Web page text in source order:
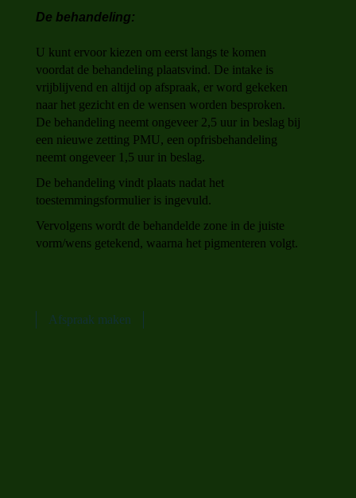
De behandeling:
U kunt ervoor kiezen om eerst langs te komen
voordat de behandeling plaatsvind. De intake is
vrijblijvend en altijd op afspraak, er word gekeken
naar het gezicht en de wensen worden besproken.
De behandeling neemt ongeveer 2,5 uur in beslag bij
een nieuwe zetting PMU, een opfrisbehandeling
neemt ongeveer 1,5 uur in beslag.
De behandeling vindt plaats nadat het
toestemmingsformulier is ingevuld.
Vervolgens wordt de behandelde zone in de juiste
vorm/wens getekend, waarna het pigmenteren volgt.
Afspraak maken